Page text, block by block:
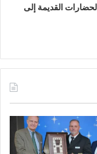
القديمة إلى